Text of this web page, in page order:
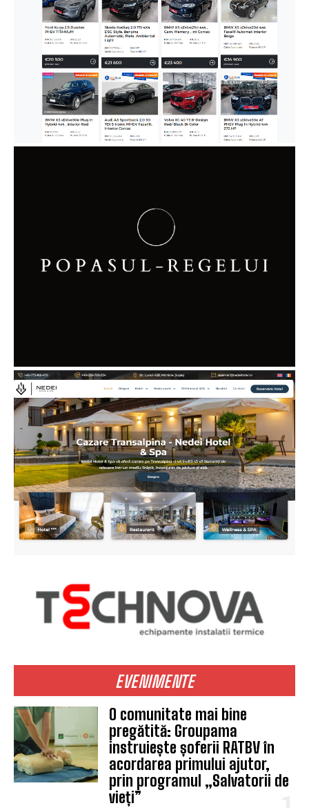
EVENIMENTE
O comunitate mai bine
pregătită: Groupama
instruiește șoferii RATBV în
acordarea primului ajutor,
prin programul „Salvatorii de
vieți”